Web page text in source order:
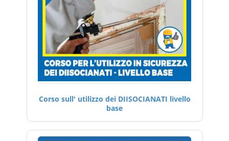
Corso sull' utilizzo dei DIISOCIANATI livello
base